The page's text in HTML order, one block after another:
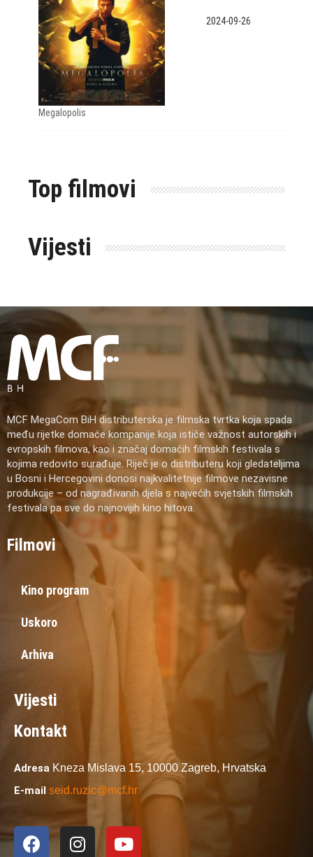
Megalopolis
2024-09-26
Top filmovi
Vijesti
MCF MegaCom BiH distributerska je filmska tvrtka koja spada
među rijetke domaće kompanije koja ističe važnost autorskih i
evropskih filmova, kao i značaj domaćih filmskih festivala s
kojima redovito surađuje. Riječ je o distributeru koji gledateljima
u Bosni i Hercegovini donosi najkvalitetnije filmove nezavisne
produkcije – od nagrađivanih djela s najvećih svjetskih filmskih
festivala pa sve do najnovijih kino hitova.
Filmovi
Kino program
Uskoro
Arhiva
Vijesti
Kontakt
Adresa Kneza Mislava 15, 10000 Zagreb, Hrvatska
E-mail seid.ruzic@mcf.hr